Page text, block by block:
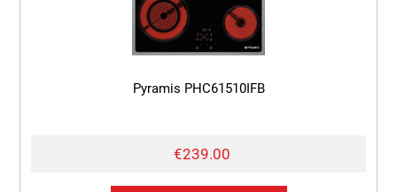
Pyramis PHC61510IFB
€239.00